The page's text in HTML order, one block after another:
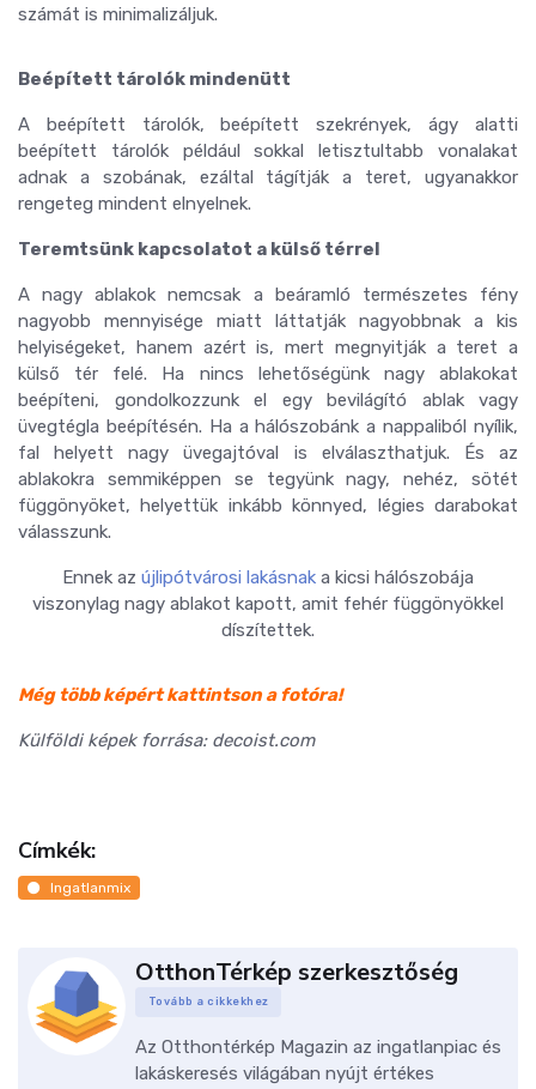
számát is minimalizáljuk.
Beépített tárolók mindenütt
A beépített tárolók, beépített szekrények, ágy alatti
beépített tárolók például sokkal letisztultabb vonalakat
adnak a szobának, ezáltal tágítják a teret, ugyanakkor
rengeteg mindent elnyelnek.
Teremtsünk kapcsolatot a külső térrel
A nagy ablakok nemcsak a beáramló természetes fény
nagyobb mennyisége miatt láttatják nagyobbnak a kis
helyiségeket, hanem azért is, mert megnyitják a teret a
külső tér felé. Ha nincs lehetőségünk nagy ablakokat
beépíteni, gondolkozzunk el egy bevilágító ablak vagy
üvegtégla beépítésén. Ha a hálószobánk a nappaliból nyílik,
fal helyett nagy üvegajtóval is elválaszthatjuk. És az
ablakokra semmiképpen se tegyünk nagy, nehéz, sötét
függönyöket, helyettük inkább könnyed, légies darabokat
válasszunk.
Ennek az újlipótvárosi lakásnak a kicsi hálószobája
viszonylag nagy ablakot kapott, amit fehér függönyökkel
díszítettek.
Még több képért kattintson a fotóra!
Külföldi képek forrása: decoist.com
Címkék:
Ingatlanmix
OtthonTérkép szerkesztőség
Tovább a cikkekhez
Az Otthontérkép Magazin az ingatlanpiac és
lakáskeresés világában nyújt értékes